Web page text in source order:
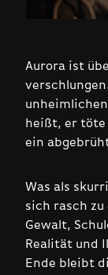
Aurora ist
heißt, er töte
ein
Was als
sich rasch
Gewalt,
Realität und
Ende bleibt